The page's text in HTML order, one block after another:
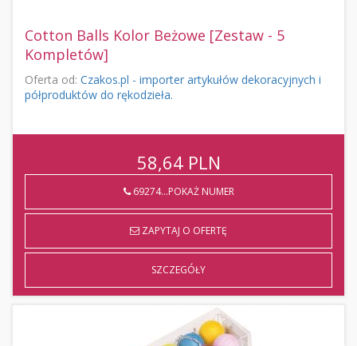
Cotton Balls Kolor Beżowe [Zestaw - 5
Kompletów]
Oferta od: Czakos.pl - importer artykułów dekoracyjnych i
półproduktów do rękodzieła.
58,64 PLN
69274...POKAŻ NUMER
ZAPYTAJ O OFERTĘ
SZCZEGÓŁY